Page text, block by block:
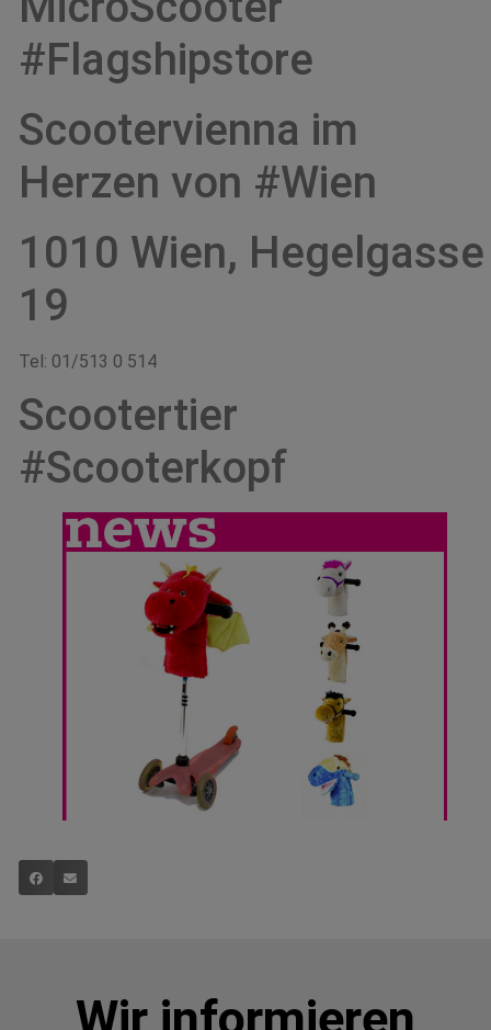
#Flagshipstore
Scootervienna im
Herzen von #Wien
1010 Wien, Hegelgasse
19
Tel: 01/513 0 514
Scootertier
#Scooterkopf
Wir informieren